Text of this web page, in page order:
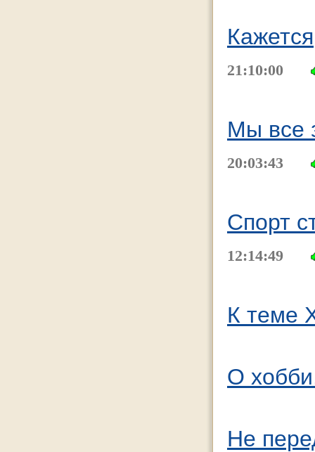
21:10:00
Мы все
20:03:43
Спорт
12:14:49
К теме
О
Не